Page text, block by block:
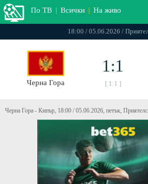
По ТВ | Всички | На живо
18:00 / 05.06.2026 /
Черна Гора
1:1
[ 1:1 ]
Черна Гора - Кипър, 18:00 / 05.06.2026, петък,